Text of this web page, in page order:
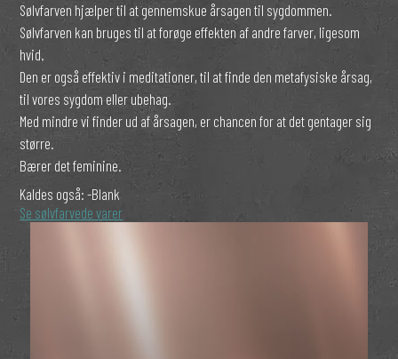
Sølvfarven hjælper til at gennemskue årsagen til sygdommen.
Sølvfarven kan bruges til at forøge effekten af andre farver, ligesom
hvid.
Den er også effektiv i meditationer, til at finde den metafysiske årsag,
til vores sygdom eller ubehag.
Med mindre vi finder ud af årsagen, er chancen for at det gentager sig
større.
Bærer det feminine.
Kaldes også:-Blank
Se sølvfarvede varer